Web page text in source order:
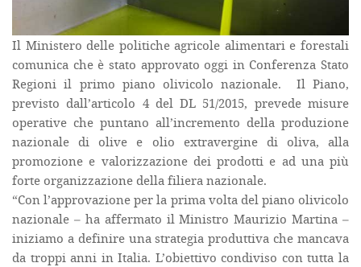
Il Ministero delle politiche agricole alimentari e forestali
comunica che è stato approvato oggi in Conferenza Stato
Regioni il primo piano olivicolo nazionale. Il Piano,
previsto dall’articolo 4 del DL 51/2015, prevede misure
operative che puntano all’incremento della produzione
nazionale di olive e olio extravergine di oliva, alla
promozione e valorizzazione dei prodotti e ad una più
forte organizzazione della filiera nazionale.
“Con l’approvazione per la prima volta del piano olivicolo
nazionale – ha affermato il Ministro Maurizio Martina –
iniziamo a definire una strategia produttiva che mancava
da troppi anni in Italia. L’obiettivo condiviso con tutta la